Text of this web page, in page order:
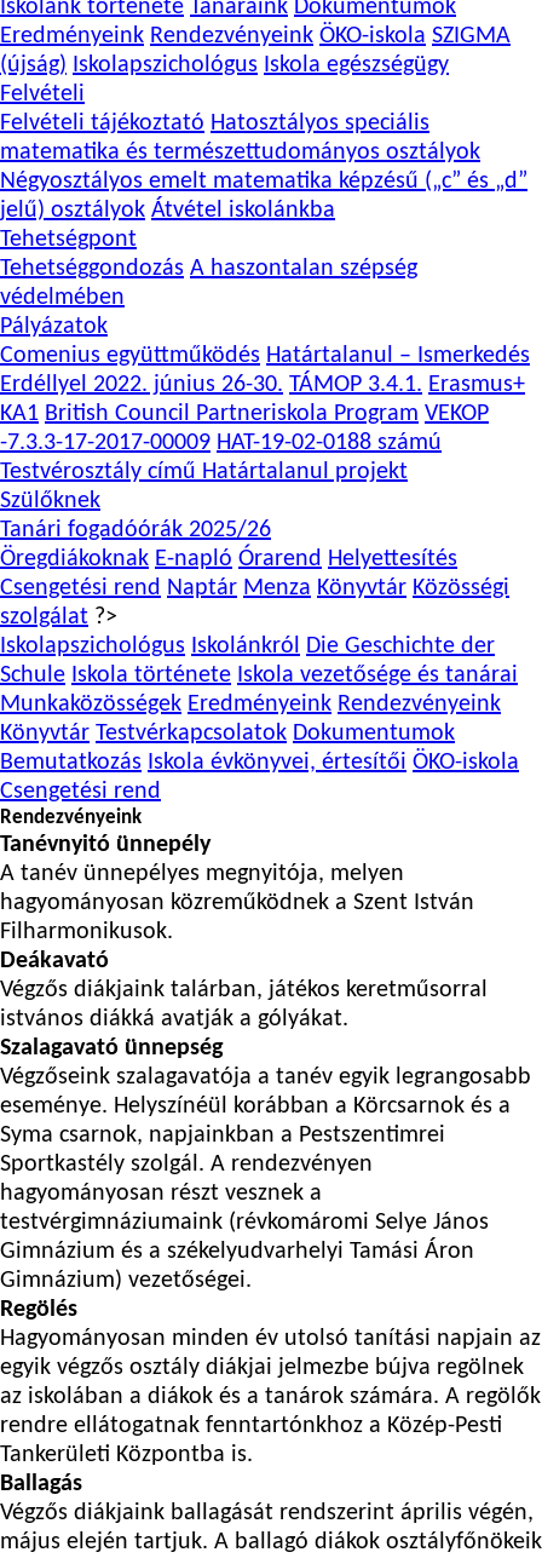
Iskolánk története Tanáraink Dokumentumok
Eredményeink Rendezvényeink ÖKO-iskola SZIGMA
(újság) Iskolapszichológus Iskola egészségügy
Felvételi
Felvételi tájékoztató Hatosztályos speciális
matematika és természettudományos osztályok
Négyosztályos emelt matematika képzésű („c” és „d”
jelű) osztályok Átvétel iskolánkba
Tehetségpont
Tehetséggondozás A haszontalan szépség
védelmében
Pályázatok
Comenius együttműködés Határtalanul – Ismerkedés
Erdéllyel 2022. június 26-30. TÁMOP 3.4.1. Erasmus+
KA1 British Council Partneriskola Program VEKOP
-7.3.3-17-2017-00009 HAT-19-02-0188 számú
Testvérosztály című Határtalanul projekt
Szülőknek
Tanári fogadóórák 2025/26
Öregdiákoknak E-napló Órarend Helyettesítés
Csengetési rend Naptár Menza Könyvtár Közösségi
szolgálat ?>
Iskolapszichológus Iskolánkról Die Geschichte der
Schule Iskola története Iskola vezetősége és tanárai
Munkaközösségek Eredményeink Rendezvényeink
Könyvtár Testvérkapcsolatok Dokumentumok
Bemutatkozás Iskola évkönyvei, értesítői ÖKO-iskola
Csengetési rend
Rendezvényeink
Tanévnyitó ünnepély
A tanév ünnepélyes megnyitója, melyen
hagyományosan közreműködnek a Szent István
Filharmonikusok.
Deákavató
Végzős diákjaink talárban, játékos keretműsorral
istvános diákká avatják a gólyákat.
Szalagavató ünnepség
Végzőseink szalagavatója a tanév egyik legrangosabb
eseménye. Helyszínéül korábban a Körcsarnok és a
Syma csarnok, napjainkban a Pestszentimrei
Sportkastély szolgál. A rendezvényen
hagyományosan részt vesznek a
testvérgimnáziumaink (révkomáromi Selye János
Gimnázium és a székelyudvarhelyi Tamási Áron
Gimnázium) vezetőségei.
Regölés
Hagyományosan minden év utolsó tanítási napjain az
egyik végzős osztály diákjai jelmezbe bújva regölnek
az iskolában a diákok és a tanárok számára. A regölők
rendre ellátogatnak fenntartónkhoz a Közép-Pesti
Tankerületi Központba is.
Ballagás
Végzős diákjaink ballagását rendszerint április végén,
május elején tartjuk. A ballagó diákok osztályfőnökeik